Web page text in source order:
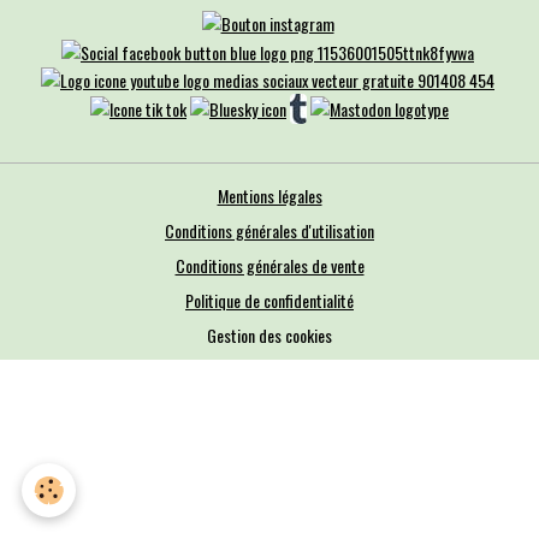
Mentions légales
Conditions générales d'utilisation
Conditions générales de vente
Politique de confidentialité
Gestion des cookies